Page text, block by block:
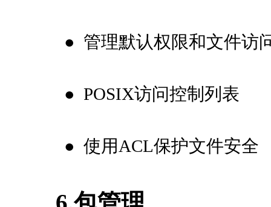
● 管理默认权限和文件访
● POSIX访问控制列表
● 使用ACL保护文件安全